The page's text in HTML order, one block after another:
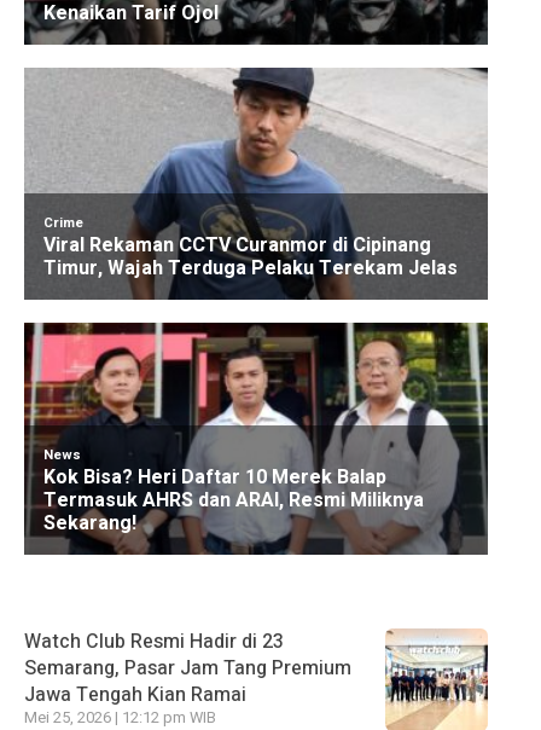
Watch Club Resmi Hadir di 23
Semarang, Pasar Jam Tang Premium
Jawa Tengah Kian Ramai
Mei 25, 2026 | 12:12 pm WIB